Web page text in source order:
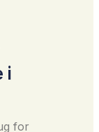
i
for